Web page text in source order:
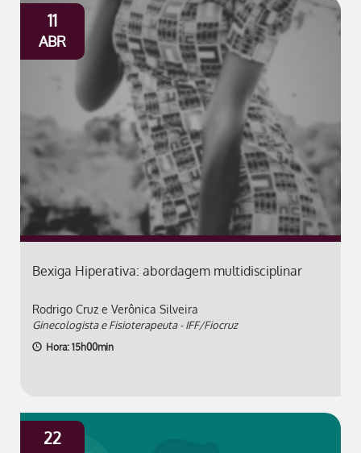
11
ABR
Bexiga Hiperativa: abordagem multidisciplinar
Rodrigo Cruz e Verônica Silveira
Ginecologista e Fisioterapeuta - IFF/Fiocruz
Hora: 15h00min
22